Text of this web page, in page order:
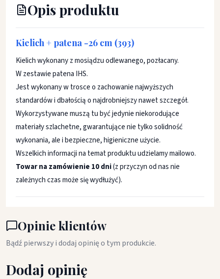
Opis produktu
Kielich + patena -26 cm (393)
Kielich wykonany z mosiądzu odlewanego, pozłacany.
W zestawie patena IHS.
Jest wykonany w trosce o zachowanie najwyższych
standardów i dbałością o najdrobniejszy nawet szczegół.
Wykorzystywane muszą tu być jedynie niekorodujące
materiały szlachetne, gwarantujące nie tylko solidność
wykonania, ale i bezpieczne, higieniczne użycie.
Wszelkich informacji na temat produktu udzielamy mailowo.
Towar na zamówienie 10 dni(z przyczyn od nas nie
zależnych czas może się wydłużyć).
Opinie klientów
Bądź pierwszy i dodaj opinię o tym produkcie.
Dodaj opinię